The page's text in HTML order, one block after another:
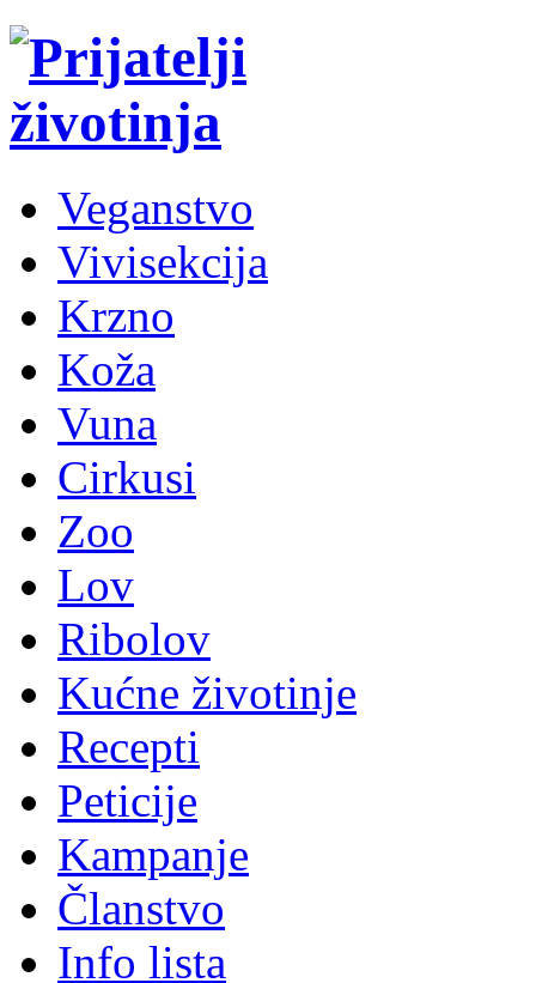
Veganstvo
Vivisekcija
Krzno
Koža
Vuna
Cirkusi
Zoo
Lov
Ribolov
Kućne životinje
Recepti
Peticije
Kampanje
Članstvo
Info lista